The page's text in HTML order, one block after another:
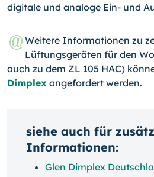
digitale und analoge Ein- und
Weitere Informationen zu
Lüftungsgeräten für den
auch zu dem ZL 105 HAC)
Dimplex angefordert werden.
siehe auch für
Informationen:
Glen Dimplex